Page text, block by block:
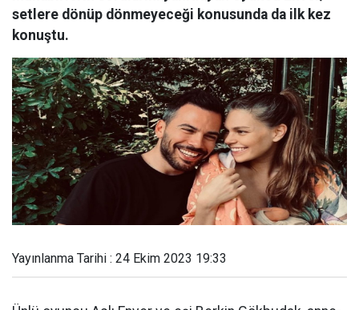
setlere dönüp dönmeyeceği konusunda da ilk kez
konuştu.
Yayınlanma Tarihi : 24 Ekim 2023 19:33